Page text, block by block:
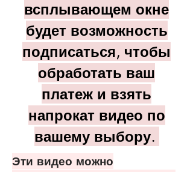
всплывающем окне
будет возможность
подписаться, чтобы
обработать ваш
платеж и взять
напрокат видео по
вашему выбору.
Эти видео можно